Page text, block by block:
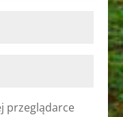
przeglądarce